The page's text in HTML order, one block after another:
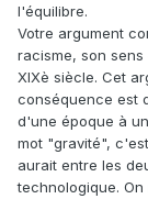
l'équilibre.
Votre argument
racisme, son
XIXè siècle. Cet
conséquence est
d'une époque à
mot "gravité",
aurait entre les
technologique.